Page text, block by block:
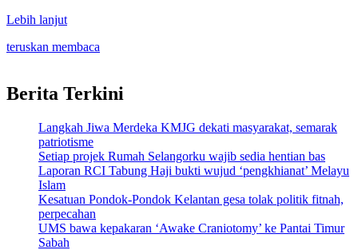
Lebih lanjut
teruskan membaca
Berita Terkini
Langkah Jiwa Merdeka KMJG dekati masyarakat, semarak
patriotisme
Setiap projek Rumah Selangorku wajib sedia hentian bas
Laporan RCI Tabung Haji bukti wujud ‘pengkhianat’ Melayu
Islam
Kesatuan Pondok-Pondok Kelantan gesa tolak politik fitnah,
perpecahan
UMS bawa kepakaran ‘Awake Craniotomy’ ke Pantai Timur
Sabah